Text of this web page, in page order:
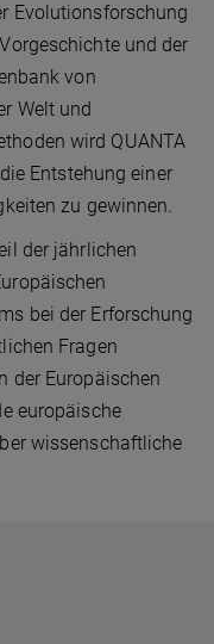
Evolutionsforschung
und der
von
Welt und
wird QUANTA
Entstehung einer
zu gewinnen.
der jährlichen
bei der Erforschung
Fragen
der Europäischen
europäische
wissenschaftliche